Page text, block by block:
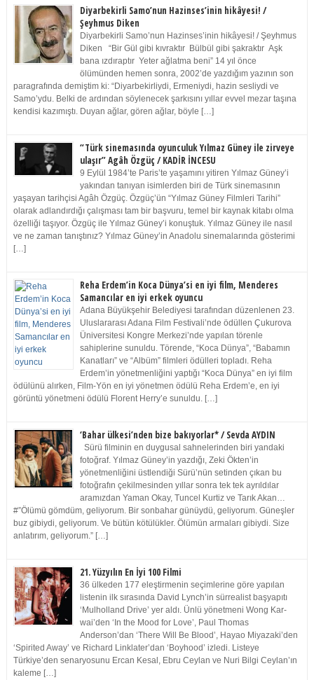
Diyarbekirli Samo’nun Hazinses’inin hikâyesi! /
Şeyhmus Diken
Diyarbekirli Samo’nun Hazinses’inin hikâyesi! / Şeyhmus
Diken “Bir Gül gibi kıvraktır Bülbül gibi şakraktır Aşk
bana ızdıraptır Yeter ağlatma beni” 14 yıl önce
ölümünden hemen sonra, 2002’de yazdığım yazının son
paragrafında demiştim ki: “Diyarbekirliydi, Ermeniydi, hazin sesliydi ve
Samo’ydu. Belki de ardından söylenecek şarkısını yıllar evvel mezar taşına
kendisi kazımıştı. Duyan ağlar, gören ağlar, böyle […]
“Türk sinemasında oyunculuk Yılmaz Güney ile zirveye
ulaşır” Agâh Özgüç / KADİR İNCESU
9 Eylül 1984’te Paris’te yaşamını yitiren Yılmaz Güney’i
yakından tanıyan isimlerden biri de Türk sinemasının
yaşayan tarihçisi Agâh Özgüç. Özgüç’ün “Yılmaz Güney Filmleri Tarihi”
olarak adlandırdığı çalışması tam bir başvuru, temel bir kaynak kitabı olma
özelliği taşıyor. Özgüç ile Yılmaz Güney’i konuştuk. Yılmaz Güney ile nasıl
ve ne zaman tanıştınız? Yılmaz Güney’in Anadolu sinemalarında gösterimi
[…]
Reha Erdem’in Koca Dünya’si en iyi film, Menderes
Samancılar en iyi erkek oyuncu
Adana Büyükşehir Belediyesi tarafından düzenlenen 23.
Uluslararası Adana Film Festivali’nde ödüllen Çukurova
Üniversitesi Kongre Merkezi’nde yapılan törenle
sahiplerine sunuldu. Törende, “Koca Dünya”, “Babamın
Kanatları” ve “Albüm” filmleri ödülleri topladı. Reha
Erdem’in yönetmenliğini yaptığı “Koca Dünya” en iyi film
ödülünü alırken, Film-Yön en iyi yönetmen ödülü Reha Erdem’e, en iyi
görüntü yönetmeni ödülü Florent Herry’e sunuldu. […]
‘Bahar ülkesi’nden bize bakıyorlar* / Sevda AYDIN
Sürü filminin en duygusal sahnelerinden biri yandaki
fotoğraf. Yılmaz Güney’in yazdığı, Zeki Ökten’in
yönetmenliğini üstlendiği Sürü’nün setinden çıkan bu
fotoğrafın çekilmesinden yıllar sonra tek tek ayrıldılar
aramızdan Yaman Okay, Tuncel Kurtiz ve Tarık Akan…
#”Ölümü gömdüm, geliyorum. Bir sonbahar günüydü, geliyorum. Güneşler
buz gibiydi, geliyorum. Ve bütün kötülükler. Ölümün armaları gibiydi. Size
anlatırım, geliyorum.” […]
21. Yüzyılın En İyi 100 Filmi
36 ülkeden 177 eleştirmenin seçimlerine göre yapılan
listenin ilk sırasında David Lynch’in sürrealist başyapıtı
‘Mulholland Drive’ yer aldı. Ünlü yönetmeni Wong Kar-
wai’den ‘In the Mood for Love’, Paul Thomas
Anderson’dan ‘There Will Be Blood’, Hayao Miyazaki’den
‘Spirited Away’ ve Richard Linklater’dan ‘Boyhood’ izledi. Listeye
Türkiye’den senaryosunu Ercan Kesal, Ebru Ceylan ve Nuri Bilgi Ceylan’ın
kaleme […]